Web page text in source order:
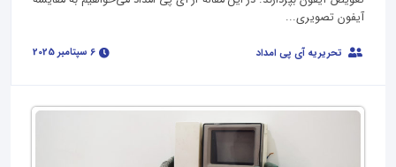
آیفون‌ تصویری...
تحریریه آی پی امداد